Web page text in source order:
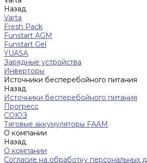
Назад
Varta
Fresh Pack
Funstart AGM
Funstart Gel
YUASA
Зарядные устройства
Инверторы
Источники бесперебойного питания
Назад
Источники бесперебойного питания
Прогресс
СОЮЗ
Тяговые аккумуляторы FAAM
О компании
Назад
О компании
Согласие на обработку персональных